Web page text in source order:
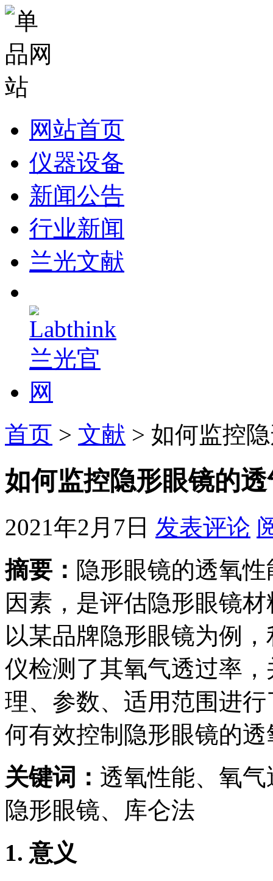
网站首页
仪器设备
新闻公告
行业新闻
兰光文献
首页 > 文献 > 如何监控
如何监控隐形眼镜的
2021年2月7日 发表评论
摘要： 隐形眼镜的透氧
因素，是评估隐形眼镜
以某品牌隐形眼镜为例
仪检测了其氧气透过率
理、参数、适用范围进
何有效控制隐形眼镜的
关键词： 透氧性能、氧
隐形眼镜、库仑法
1. 意义